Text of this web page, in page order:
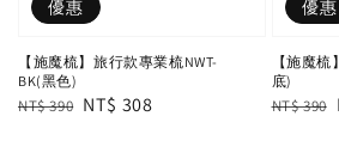
優惠
【施魔梳】旅行款專業梳NWT-
BK(黑色)
Regular
NT$ 390 Sale
NT$ 308
優惠
【施魔
底)
Regular
NT$ 390